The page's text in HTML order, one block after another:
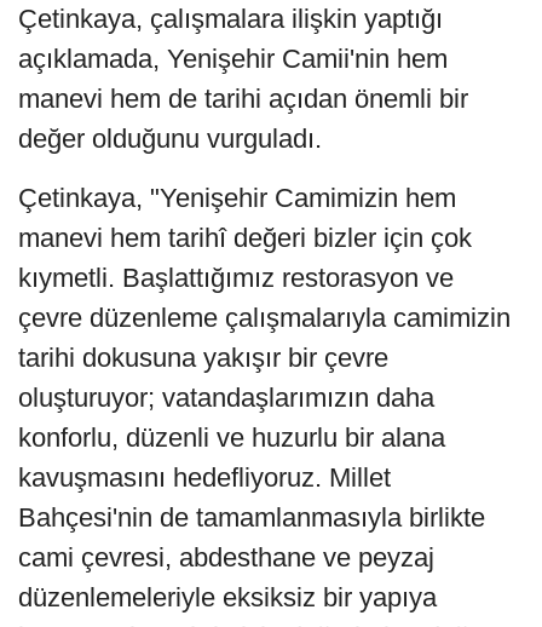
Çetinkaya, çalışmalara ilişkin yaptığı
açıklamada, Yenişehir Camii'nin hem
manevi hem de tarihi açıdan önemli bir
değer olduğunu vurguladı.
Çetinkaya, "Yenişehir Camimizin hem
manevi hem tarihî değeri bizler için çok
kıymetli. Başlattığımız restorasyon ve
çevre düzenleme çalışmalarıyla camimizin
tarihi dokusuna yakışır bir çevre
oluşturuyor; vatandaşlarımızın daha
konforlu, düzenli ve huzurlu bir alana
kavuşmasını hedefliyoruz. Millet
Bahçesi'nin de tamamlanmasıyla birlikte
cami çevresi, abdesthane ve peyzaj
düzenlemeleriyle eksiksiz bir yapıya